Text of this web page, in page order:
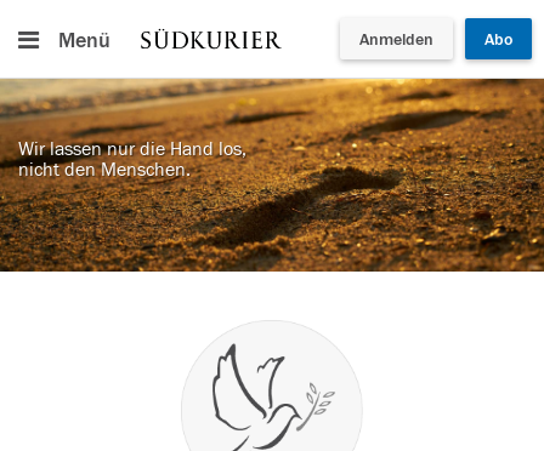
Menü Anmelden Abo
Wir lassen nur die Hand los,
nicht den Menschen.